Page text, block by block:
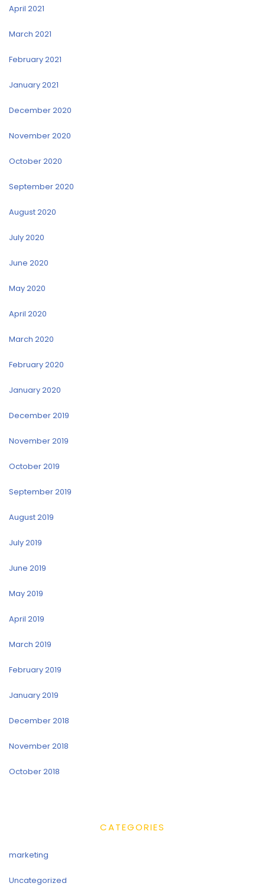
April 2021
March 2021
February 2021
January 2021
December 2020
November 2020
October 2020
September 2020
August 2020
July 2020
June 2020
May 2020
April 2020
March 2020
February 2020
January 2020
December 2019
November 2019
October 2019
September 2019
August 2019
July 2019
June 2019
May 2019
April 2019
March 2019
February 2019
January 2019
December 2018
November 2018
October 2018
CATEGORIES
marketing
Uncategorized